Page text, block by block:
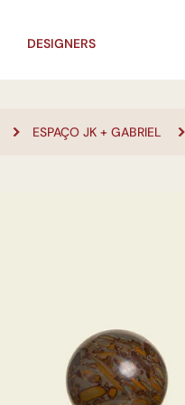
DESIGNERS
ESPAÇO JK + GABRIEL